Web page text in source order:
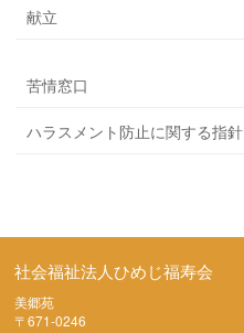
献立
苦情窓口
ハラスメント防止に関する指針
社会福祉法人ひめじ福寿会
美郷苑
〒671-0246